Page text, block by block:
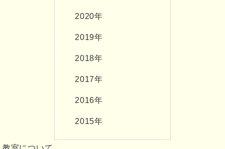
2020年
2019年
2018年
2017年
2016年
2015年